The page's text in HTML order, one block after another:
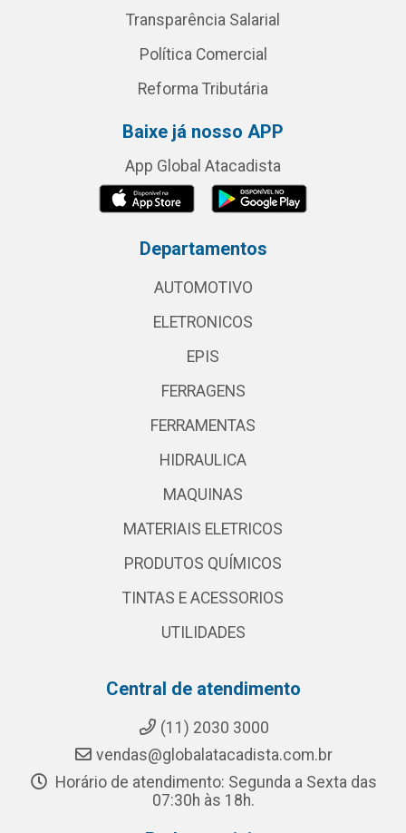
Transparência Salarial
Política Comercial
Reforma Tributária
Baixe já nosso APP
App Global Atacadista
Departamentos
AUTOMOTIVO
ELETRONICOS
EPIS
FERRAGENS
FERRAMENTAS
HIDRAULICA
MAQUINAS
MATERIAIS ELETRICOS
PRODUTOS QUÍMICOS
TINTAS E ACESSORIOS
UTILIDADES
Central de atendimento
(11) 2030 3000
vendas@globalatacadista.com.br
Horário de atendimento: Segunda a Sexta das
07:30h às 18h.